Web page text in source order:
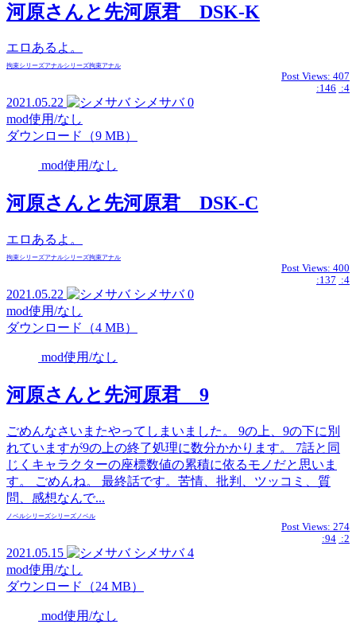
河原さんと先河原君 DSK-K
エロあるよ。
拘束シリーズアナルシリーズ拘束アナル
Post Views: 407
:146 :4
2021.05.22 シメサバ 0
mod使用/なし
ダウンロード（9 MB）
mod使用/なし
河原さんと先河原君 DSK-C
エロあるよ。
拘束シリーズアナルシリーズ拘束アナル
Post Views: 400
:137 :4
2021.05.22 シメサバ 0
mod使用/なし
ダウンロード（4 MB）
mod使用/なし
河原さんと先河原君 9
ごめんなさいまたやってしまいました。 9の上、9の下に別
れていますが9の上の終了処理に数分かかります。 7話と同
じくキャラクターの座標数値の累積に依るモノだと思いま
す。 ごめんね。 最終話です。苦情、批判、ツッコミ、質
問、感想なんで...
ノベルシリーズシリーズノベル
Post Views: 274
:94 :2
2021.05.15 シメサバ 4
mod使用/なし
ダウンロード（24 MB）
mod使用/なし